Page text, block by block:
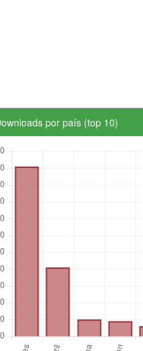
por país (top 10)